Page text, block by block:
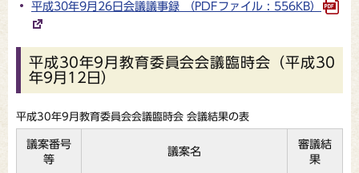
平成30年9月26日会議議事録 （PDFファイル : 556KB）
平成30年9月教育委員会会議臨時会（平成30
年9月12日）
平成30年9月教育委員会会議臨時会 会議結果の表
議案番号
等
議案名
審議結
果